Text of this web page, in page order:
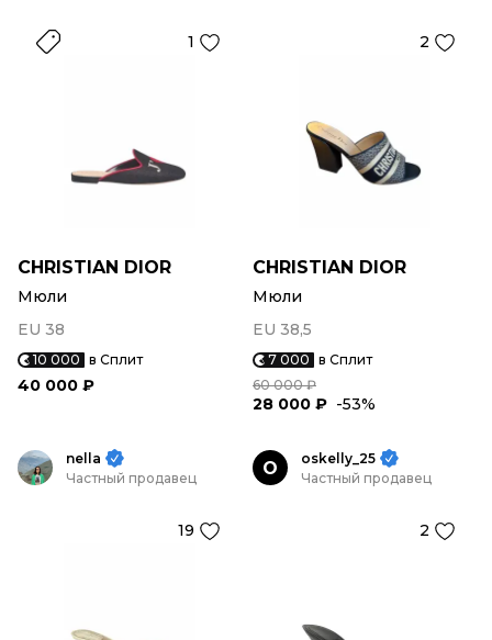
1
CHRISTIAN DIOR
Мюли
EU 38
10 000 в Сплит
40 000 ₽
2
CHRISTIAN DIOR
Мюли
EU 38,5
7 000 в Сплит
60 000 ₽
28 000 ₽ -53%
nella
Частный продавец
19
O
oskelly_25
Частный продавец
2